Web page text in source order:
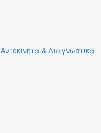
Αυτοκίνητα & Διαγνωστικά